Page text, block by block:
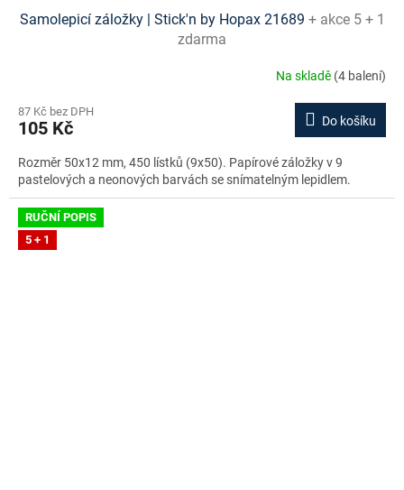
Samolepicí záložky | Stick'n by Hopax 21689 + akce 5 + 1
zdarma
Na skladě (4 balení)
87 Kč bez DPH
105 Kč Do košíku
Rozměr 50x12 mm, 450 lístků (9x50). Papírové záložky v 9
pastelových a neonových barvách se snímatelným lepidlem.
RUČNÍ POPIS
5 + 1